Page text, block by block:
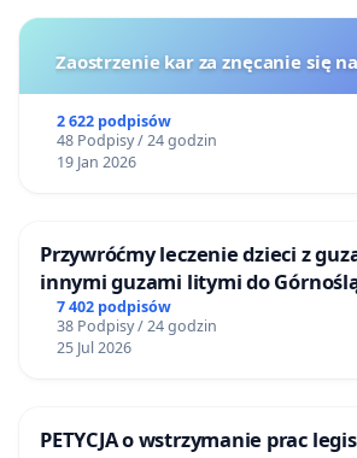
Zaostrzenie kar za znęcanie się
2 622 podpisów
48 Podpisy / 24 godzin
19 Jan 2026
Przywróćmy leczenie dzieci z
innymi guzami litymi do
Centrum Zdrowia Dziecka w
7 402 podpisów
38 Podpisy / 24 godzin
25 Jul 2026
PETYCJA o wstrzymanie prac